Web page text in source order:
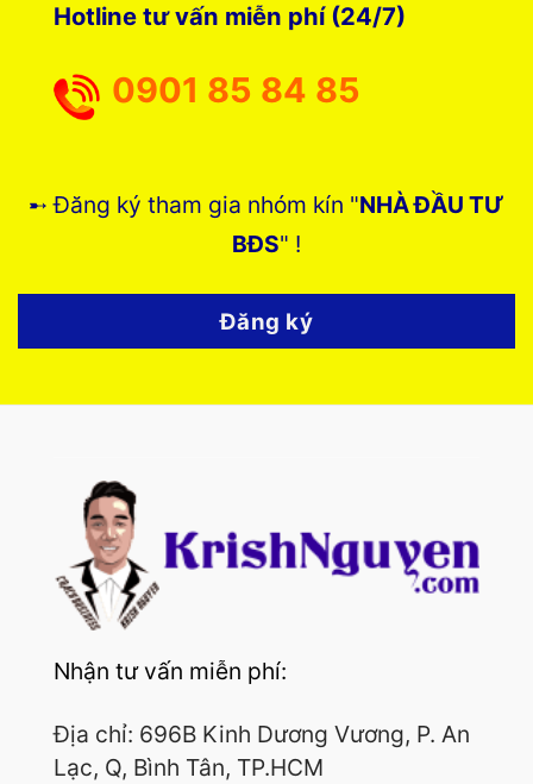
Hotline tư vấn miễn phí (24/7)
0901 85 84 85
➸ Đăng ký tham gia nhóm kín "NHÀ ĐẦU TƯ
BĐS" !
Đăng ký
Nhận tư vấn miễn phí:
Địa chỉ: 696B Kinh Dương Vương, P. An
Lạc, Q, Bình Tân, TP.HCM